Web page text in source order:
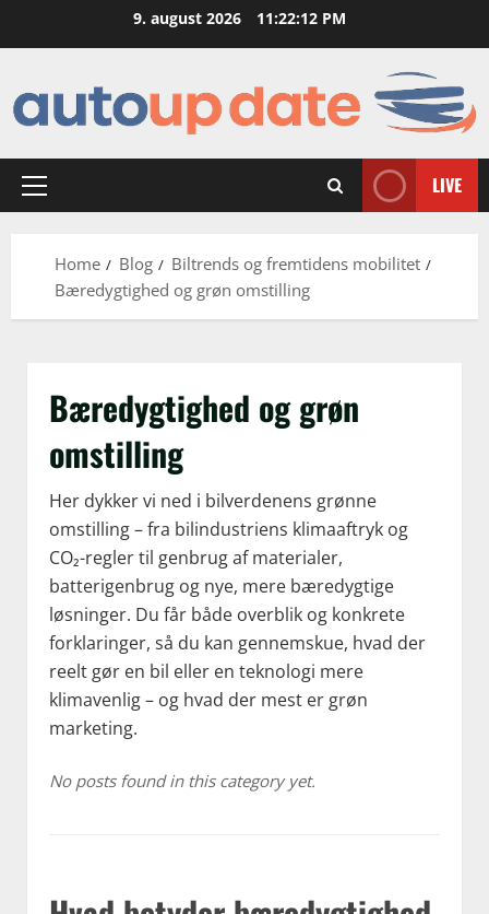
9. august 2026 11:22:12 PM
Primary
LIVE
Home Blog
Biltrends og fremtidens mobilitet
Bæredygtighed og grøn omstilling
Bæredygtighed og grøn
omstilling
Her dykker vi ned i bilverdenens grønne
omstilling – fra bilindustriens klimaaftryk og
CO₂-regler til genbrug af materialer,
batterigenbrug og nye, mere bæredygtige
løsninger. Du får både overblik og konkrete
forklaringer, så du kan gennemskue, hvad der
reelt gør en bil eller en teknologi mere
klimavenlig – og hvad der mest er grøn
marketing.
No posts found in this category yet.